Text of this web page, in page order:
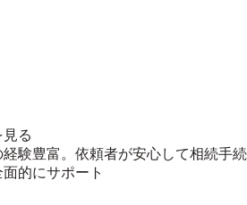
る
験豊富。依頼者が安心して相続手続
的にサポート